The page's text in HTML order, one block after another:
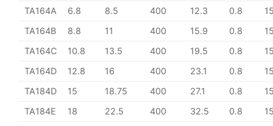
TA164A 6.8 8.5 400 12.3 0.8
TA164B
8.8 11 400 15.9 0.8
TA164C
10.8 13.5 400 19.5 0.8
TA164D
12.8 16 400 23.1 0.8
TA184D
15 18.75 400 27.1 0.8
TA184E
18 22.5 400 32.5 0.8